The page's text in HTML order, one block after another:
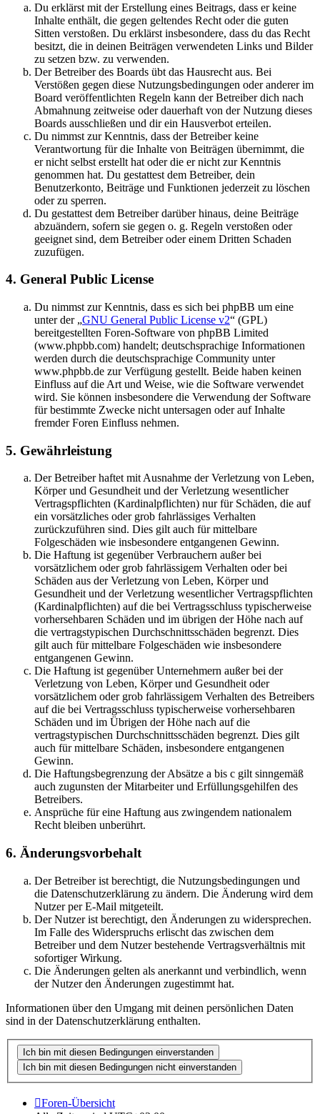
Du erklärst mit der Erstellung eines Beitrags, dass er keine
Inhalte enthält, die gegen geltendes Recht oder die guten
Sitten verstoßen. Du erklärst insbesondere, dass du das Recht
besitzt, die in deinen Beiträgen verwendeten Links und Bilder
zu setzen bzw. zu verwenden.
Der Betreiber des Boards übt das Hausrecht aus. Bei
Verstößen gegen diese Nutzungsbedingungen oder anderer im
Board veröffentlichten Regeln kann der Betreiber dich nach
Abmahnung zeitweise oder dauerhaft von der Nutzung dieses
Boards ausschließen und dir ein Hausverbot erteilen.
Du nimmst zur Kenntnis, dass der Betreiber keine
Verantwortung für die Inhalte von Beiträgen übernimmt, die
er nicht selbst erstellt hat oder die er nicht zur Kenntnis
genommen hat. Du gestattest dem Betreiber, dein
Benutzerkonto, Beiträge und Funktionen jederzeit zu löschen
oder zu sperren.
Du gestattest dem Betreiber darüber hinaus, deine Beiträge
abzuändern, sofern sie gegen o. g. Regeln verstoßen oder
geeignet sind, dem Betreiber oder einem Dritten Schaden
zuzufügen.
4. General Public License
Du nimmst zur Kenntnis, dass es sich bei phpBB um eine
unter der „GNU General Public License v2“ (GPL)
bereitgestellten Foren-Software von phpBB Limited
(www.phpbb.com) handelt; deutschsprachige Informationen
werden durch die deutschsprachige Community unter
www.phpbb.de zur Verfügung gestellt. Beide haben keinen
Einfluss auf die Art und Weise, wie die Software verwendet
wird. Sie können insbesondere die Verwendung der Software
für bestimmte Zwecke nicht untersagen oder auf Inhalte
fremder Foren Einfluss nehmen.
5. Gewährleistung
Der Betreiber haftet mit Ausnahme der Verletzung von Leben,
Körper und Gesundheit und der Verletzung wesentlicher
Vertragspflichten (Kardinalpflichten) nur für Schäden, die auf
ein vorsätzliches oder grob fahrlässiges Verhalten
zurückzuführen sind. Dies gilt auch für mittelbare
Folgeschäden wie insbesondere entgangenen Gewinn.
Die Haftung ist gegenüber Verbrauchern außer bei
vorsätzlichem oder grob fahrlässigem Verhalten oder bei
Schäden aus der Verletzung von Leben, Körper und
Gesundheit und der Verletzung wesentlicher Vertragspflichten
(Kardinalpflichten) auf die bei Vertragsschluss typischerweise
vorhersehbaren Schäden und im übrigen der Höhe nach auf
die vertragstypischen Durchschnittsschäden begrenzt. Dies
gilt auch für mittelbare Folgeschäden wie insbesondere
entgangenen Gewinn.
Die Haftung ist gegenüber Unternehmern außer bei der
Verletzung von Leben, Körper und Gesundheit oder
vorsätzlichem oder grob fahrlässigem Verhalten des Betreibers
auf die bei Vertragsschluss typischerweise vorhersehbaren
Schäden und im Übrigen der Höhe nach auf die
vertragstypischen Durchschnittsschäden begrenzt. Dies gilt
auch für mittelbare Schäden, insbesondere entgangenen
Gewinn.
Die Haftungsbegrenzung der Absätze a bis c gilt sinngemäß
auch zugunsten der Mitarbeiter und Erfüllungsgehilfen des
Betreibers.
Ansprüche für eine Haftung aus zwingendem nationalem
Recht bleiben unberührt.
6. Änderungsvorbehalt
Der Betreiber ist berechtigt, die Nutzungsbedingungen und
die Datenschutzerklärung zu ändern. Die Änderung wird dem
Nutzer per E-Mail mitgeteilt.
Der Nutzer ist berechtigt, den Änderungen zu widersprechen.
Im Falle des Widerspruchs erlischt das zwischen dem
Betreiber und dem Nutzer bestehende Vertragsverhältnis mit
sofortiger Wirkung.
Die Änderungen gelten als anerkannt und verbindlich, wenn
der Nutzer den Änderungen zugestimmt hat.
Informationen über den Umgang mit deinen persönlichen Daten
sind in der Datenschutzerklärung enthalten.
Foren-Übersicht